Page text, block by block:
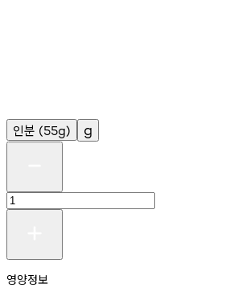
인분 (55g) g
영양정보